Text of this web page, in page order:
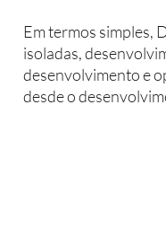
Em termos simples,
isoladas,
desenvolvimento e
desde o